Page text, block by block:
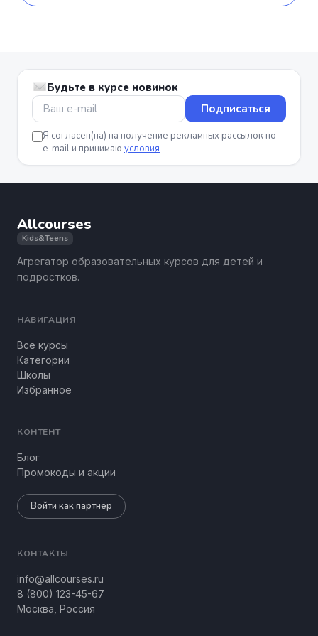
Будьте в курсе новинок
Подписаться
Я согласен(на) на получение рекламных рассылок по
e-mail и принимаю условия
Allcourses
Kids&Teens
Агрегатор образовательных курсов для детей и
подростков.
НАВИГАЦИЯ
Все курсы
Категории
Школы
Избранное
КОНТЕНТ
Блог
Промокоды и акции
Войти как партнёр
КОНТАКТЫ
info@allcourses.ru
8 (800) 123-45-67
Москва, Россия